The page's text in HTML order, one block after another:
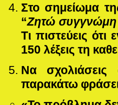
Στο σημείωμα
“Ζητώ συγγνώμη
Τι πιστεύεις
150 λέξεις τη
Να σχολιάσεις
παρακάτω